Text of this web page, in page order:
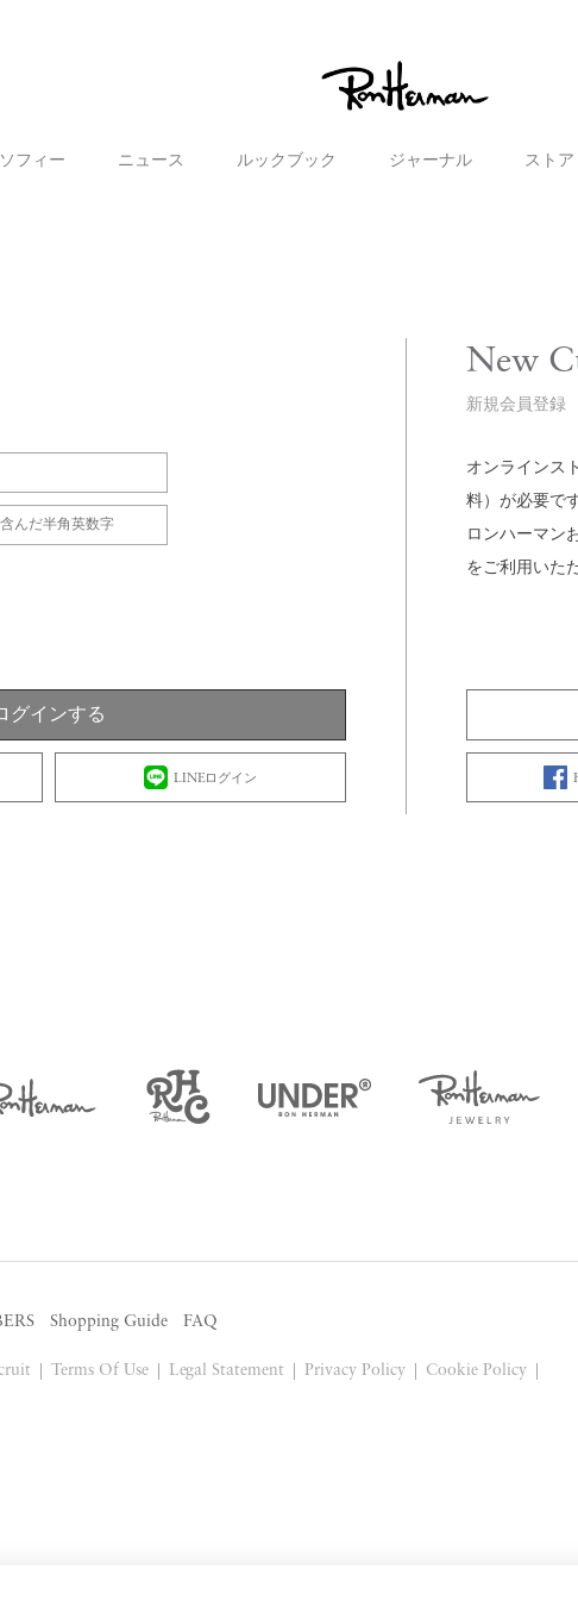
フィー ニュース ルックブック ジャーナル ストア
グインする
LINEログイン
New
新規会員登録
オンラインス
料）が必要です
ロンハーマン
をご利用いた
Shopping Guide FAQ
Terms Of Use Legal Statement Privacy Policy Cookie Policy